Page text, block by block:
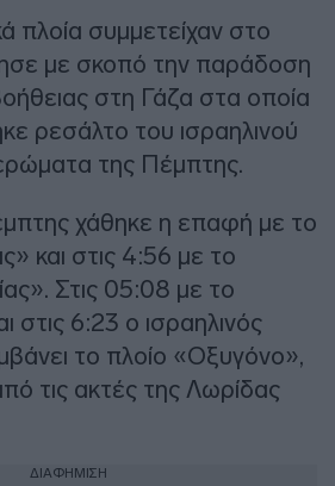
πλοία συμμετείχαν στο
με σκοπό την παράδοση
στη Γάζα στα οποία
ρεσάλτο του ισραηλινού
της Πέμπτης.
χάθηκε η επαφή με το
και στις 4:56 με το
Στις 05:08 με το
στις 6:23 ο ισραηλινός
το πλοίο «Οξυγόνο»,
τις ακτές της Λωρίδας
ΔΙΑΦΗΜΙΣΗ